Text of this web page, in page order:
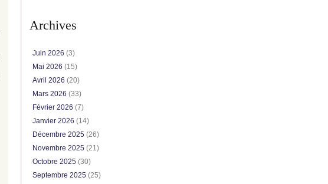
Archives
Juin 2026 (3)
Mai 2026 (15)
Avril 2026 (20)
Mars 2026 (33)
Février 2026 (7)
Janvier 2026 (14)
Décembre 2025 (26)
Novembre 2025 (21)
Octobre 2025 (30)
Septembre 2025 (25)